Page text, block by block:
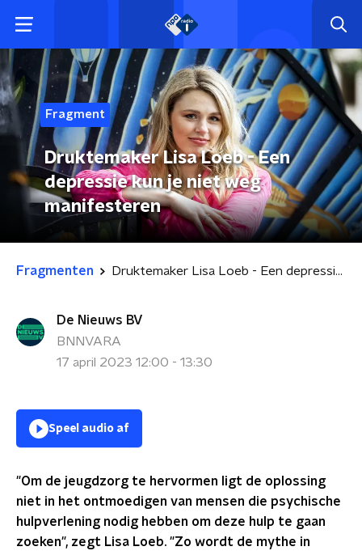
Fragment
Druktemaker Lisa Loeb - Een
depressie kun je niet weg
manifesteren
Fragmenten Druktemaker Lisa Loeb - Een depressie kun je niet weg manifesteren
De Nieuws BV
BNNVARA
17 april 2023 12:00 - 13:30
Speel audio af
"Om de jeugdzorg te hervormen ligt de oplossing
niet in het ontmoedigen van mensen die psychische
hulpverlening nodig hebben om deze hulp te gaan
zoeken", zegt Lisa Loeb. "Zo wordt de mythe in